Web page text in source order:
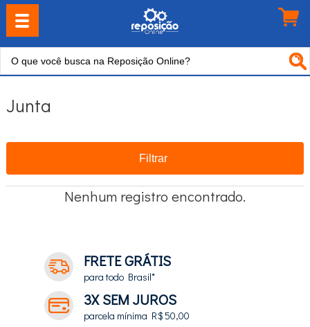
Junta
Filtrar
Nenhum registro encontrado.
FRETE GRÁTIS
para todo Brasil*
3X SEM JUROS
parcela mínima R$ 50,00